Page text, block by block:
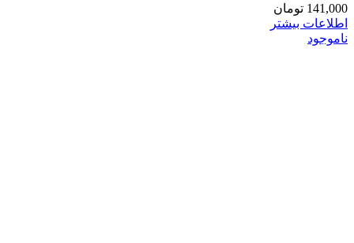
141,000 تومان
اطلاعات بیشتر
ناموجود